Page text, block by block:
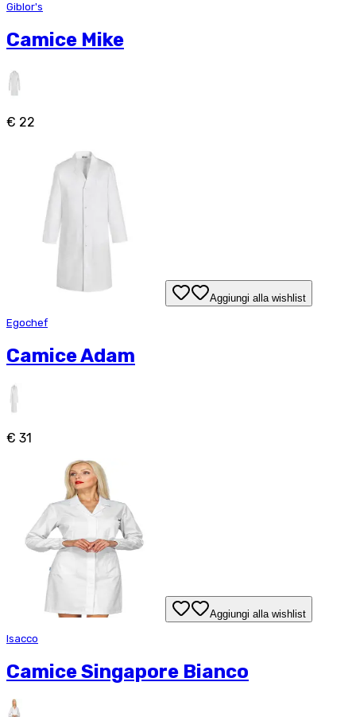
Giblor's
Camice Mike
€ 22
Aggiungi alla wishlist
Egochef
Camice Adam
€ 31
Aggiungi alla wishlist
Isacco
Camice Singapore Bianco